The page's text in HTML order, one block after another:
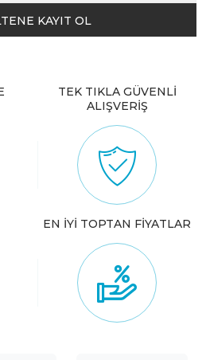
KAYIT OL
TEK TIKLA GÜVENLİ
ALIŞVERİŞ
EN İYİ TOPTAN FİYATLAR